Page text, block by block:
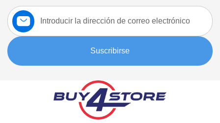
Suscríbase
a
nuestro
boletín:
Suscribirse